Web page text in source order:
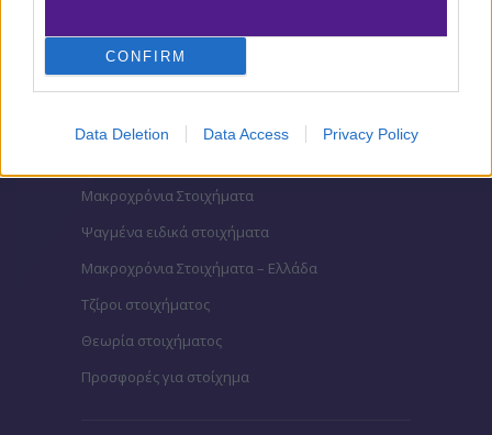
CONFIRM
Data Deletion Data Access Privacy Policy
Κουπόνι στοιχήματος ΟΠΑΠ
To bet builder της ημέρας
Αναλύσεις αγώνων
Μακροχρόνια Στοιχήματα
Ψαγμένα ειδικά στοιχήματα
Μακροχρόνια Στοιχήματα – Ελλάδα
Τζίροι στοιχήματος
Θεωρία στοιχήματος
Προσφορές για στοίχημα